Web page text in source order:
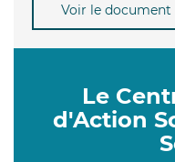
Voir le document
Le
d'Action